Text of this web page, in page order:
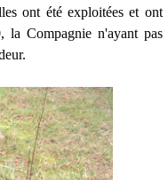
ont été exploitées et ont
la Compagnie n'ayant pas